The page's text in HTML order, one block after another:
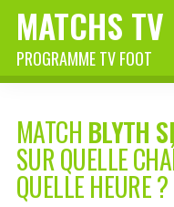
MATCHS TV
PROGRAMME TV FOOT
MATCH BLYTH
SUR QUELLE
QUELLE HEURE ?